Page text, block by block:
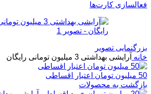
فعالسازی کارت‌ها
بزرگنمایی تصویر
خانه آرایشی بهداشتی 3 میلیون تومانی رایگان
50 میلیون تومان اعتبار اقساطی
بازگشت به محصولات